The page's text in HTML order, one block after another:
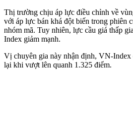
Thị trường chịu áp lực điều chỉnh về
với áp lực bán khá đột biến trong phiên
nhóm mã. Tuy nhiên, lực cầu giá thấp
Index giảm mạnh.
Vị chuyên gia này nhận định, VN-Index
lại khi vượt lên quanh 1.325 điểm.